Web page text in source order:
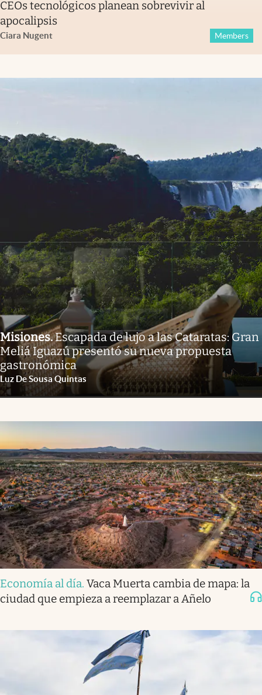
CEOs tecnológicos planean sobrevivir al
apocalipsis
Ciara Nugent Members
Misiones.Escapada de lujo a las Cataratas: Gran
Meliá Iguazú presentó su nueva propuesta
gastronómica
Luz De Sousa Quintas
Economía al día. Vaca Muerta cambia de mapa: la
ciudad que empieza a reemplazar a Añelo